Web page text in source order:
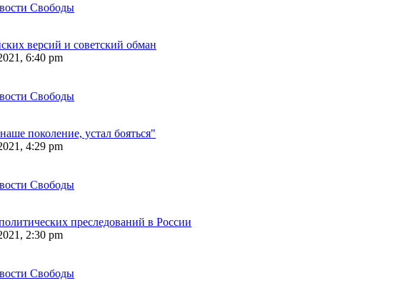
Свободы
версий и советский обман
6:40 pm
Свободы
поколение, устал бояться"
4:29 pm
Свободы
преследований в России
2:30 pm
Свободы